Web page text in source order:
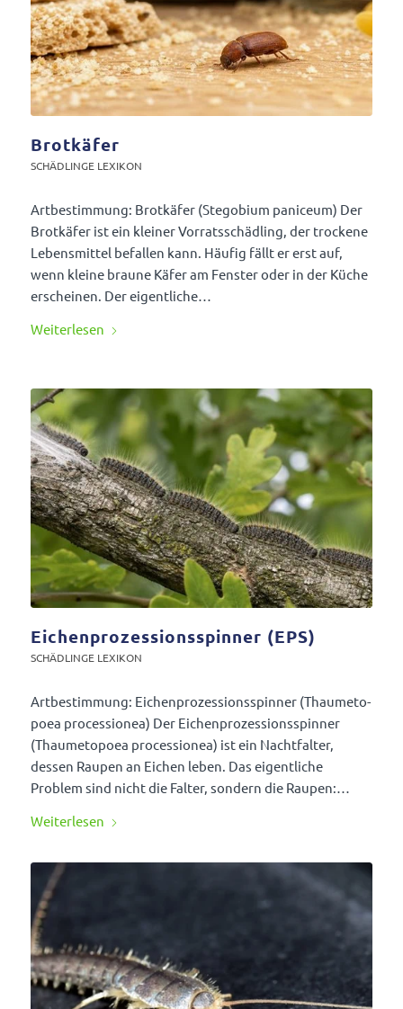
Brotkäfer
SCHÄD­LINGE LEXIKON
Artbe­stim­mung: Brot­käfer (Stego­bium paniceum) Der
Brot­käfer ist ein kleiner Vorrats­schäd­ling, der trockene
Lebens­mittel befallen kann. Häufig fällt er erst auf,
wenn kleine braune Käfer am Fenster oder in der Küche
erscheinen. Der eigent­liche…
Weiter­lesen
Eichenprozessionsspinner (EPS)
SCHÄD­LINGE LEXIKON
Artbe­stim­mung: Eichen­pro­zes­si­ons­spinner (Thau­me­to­
poea proces­sionea) Der Eichen­pro­zes­si­ons­spinner
(Thau­me­to­poea proces­sionea) ist ein Nacht­falter,
dessen Raupen an Eichen leben. Das eigent­liche
Problem sind nicht die Falter, sondern die Raupen:…
Weiter­lesen